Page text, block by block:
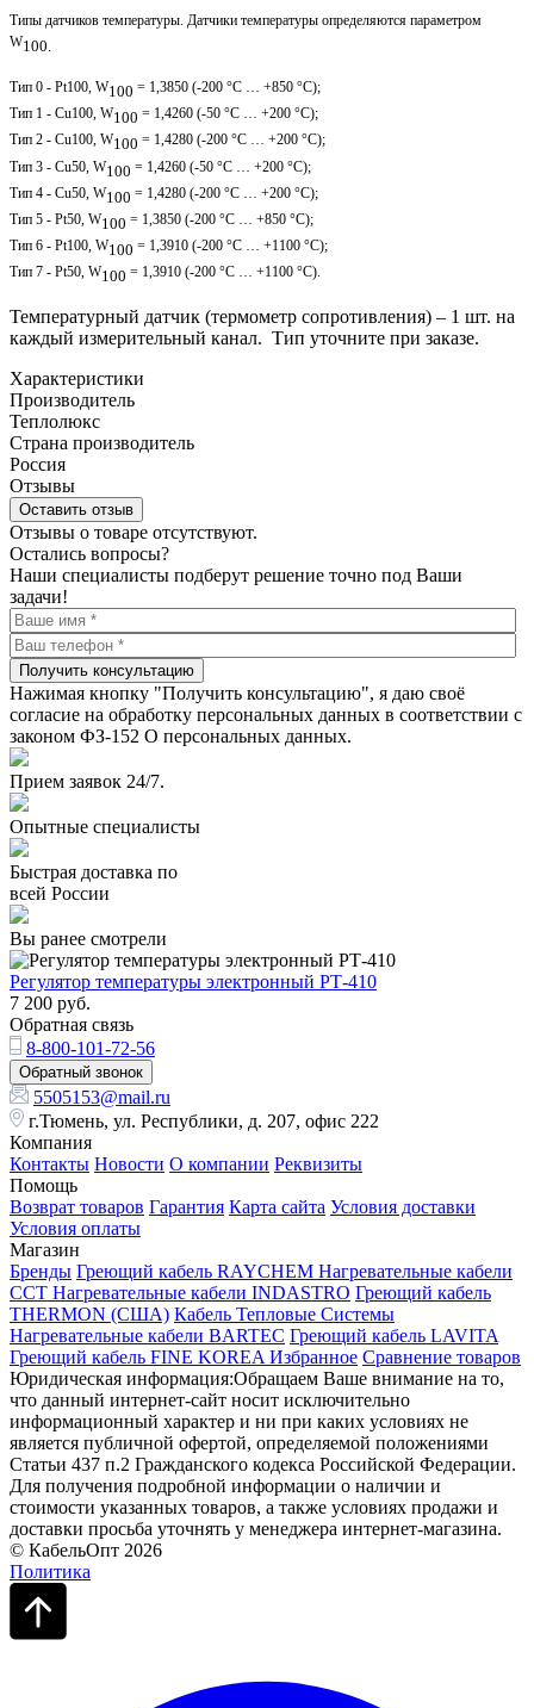
Типы датчиков температуры. Датчики температуры определяются параметром
W100.
Тип 0 - Pt100, W100 = 1,3850 (-200 °C … +850 °C);
Тип 1 - Cu100, W100 = 1,4260 (-50 °C … +200 °C);
Тип 2 - Cu100, W100 = 1,4280 (-200 °C … +200 °C);
Тип 3 - Cu50, W100 = 1,4260 (-50 °C … +200 °C);
Тип 4 - Cu50, W100 = 1,4280 (-200 °C … +200 °C);
Тип 5 - Pt50, W100 = 1,3850 (-200 °C … +850 °C);
Тип 6 - Pt100, W100 = 1,3910 (-200 °C … +1100 °C);
Тип 7 - Pt50, W100 = 1,3910 (-200 °C … +1100 °C).
Температурный датчик (термометр сопротивления) – 1 шт. на
каждый измерительный канал. Тип уточните при заказе.
Характеристики
Производитель
Теплолюкс
Страна производитель
Россия
Отзывы
Оставить отзыв
Отзывы о товаре отсутствуют.
Остались вопросы?
Наши специалисты подберут решение точно под Ваши
задачи!
Получить консультацию
Нажимая кнопку "Получить консультацию", я даю своё
согласие на обработку персональных данных в соответствии с
законом ФЗ-152 О персональных данных.
Прием заявок 24/7.
Опытные специалисты
Быстрая доставка по
всей России
Вы ранее смотрели
Регулятор температуры электронный РТ-410
7 200 руб.
Обратная связь
8-800-101-72-56
Обратный звонок
5505153@mail.ru
г.Тюмень, ул. Республики, д. 207, офис 222
Компания
Контакты Новости О компании Реквизиты
Помощь
Возврат товаров Гарантия Карта сайта Условия доставки
Условия оплаты
Магазин
Бренды Греющий кабель RAYCHEM Нагревательные кабели
ССТ Нагревательные кабели INDASTRO Греющий кабель
THERMON (США) Кабель Тепловые Системы
Нагревательные кабели BARTEC Греющий кабель LAVITA
Греющий кабель FINE KOREA Избранное Сравнение товаров
Юридическая информация:Обращаем Ваше внимание на то,
что данный интернет-сайт носит исключительно
информационный характер и ни при каких условиях не
является публичной офертой, определяемой положениями
Статьи 437 п.2 Гражданского кодекса Российской Федерации.
Для получения подробной информации о наличии и
стоимости указанных товаров, а также условиях продажи и
доставки просьба уточнять у менеджера интернет-магазина.
© КабельОпт 2026
Политика